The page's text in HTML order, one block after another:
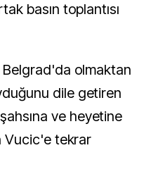
basın toplantısı
olmaktan
dile getiren
ve heyetine
Vucic'e tekrar